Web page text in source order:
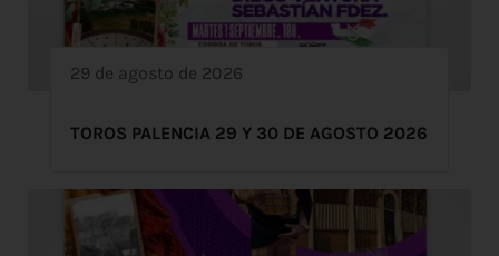
29 de agosto de 2026
TOROS PALENCIA 29 Y 30 DE AGOSTO 2026